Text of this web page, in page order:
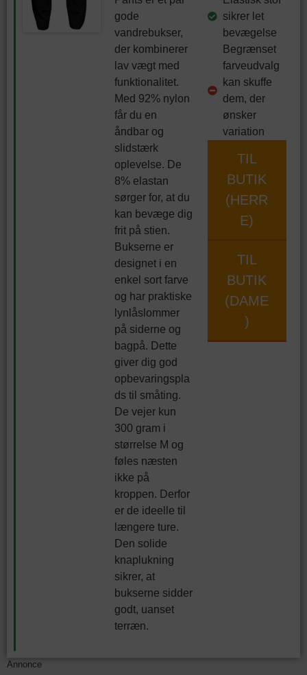
gode
vandrebukser,
der kombinerer
lav vægt med
funktionalitet.
Med 92% nylon
får du en
åndbar og
slidstærk
oplevelse. De
8% elastan
sørger for, at du
kan bevæge dig
frit på stien.
Bukserne er
designet i en
enkel sort farve
og har praktiske
lynlåslommer
på siderne og
bagpå. Dette
giver dig god
opbevaringspla
ds til småting.
De vejer kun
300 gram i
størrelse M og
føles næsten
ikke på
kroppen. Derfor
er de ideelle til
længere ture.
Den solide
knaplukning
sikrer, at
bukserne sidder
godt, uanset
terræn.
sikrer let
bevægelse
Begrænset
farveudvalg
kan skuffe
dem, der
ønsker
variation
TIL
BUTIK
(HERR
E)
TIL
BUTIK
(DAME
)
Annonce